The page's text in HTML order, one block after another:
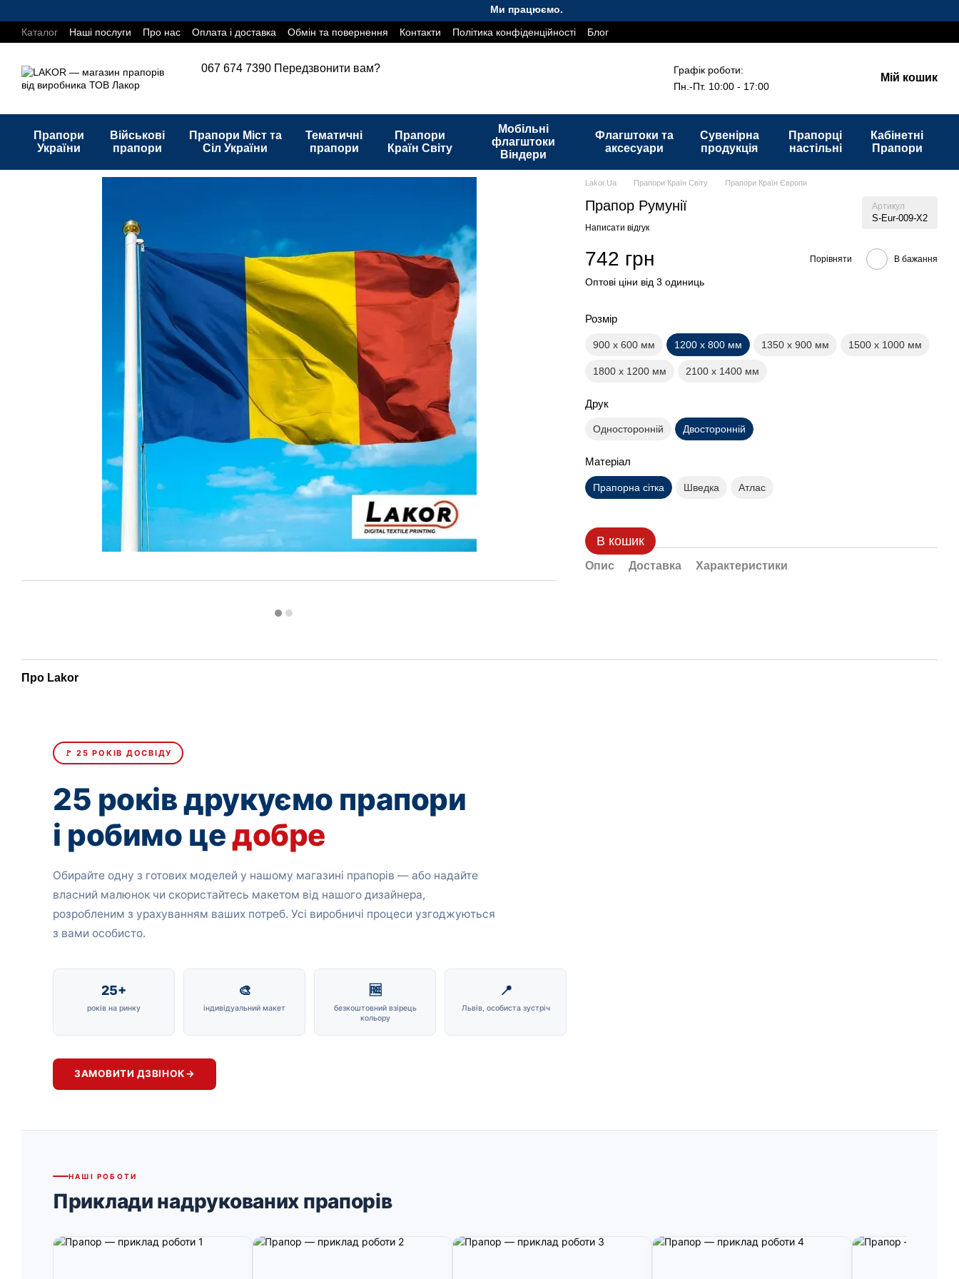
Ми працюємо. Все буде Україна!
Каталог
Наші послуги Про нас Оплата і доставка Обмін та повернення Контакти Політика конфіденційності Блог
067 674 7390 Передзвонити вам?
Графік роботи:
Пн.-Пт. 10:00 - 17:00
Мій кошик
Прапори
України
Військові
прапори
Прапори Міст та
Сіл України
Тематичні
прапори
Прапори
Країн Світу
Мобільні
флагштоки
Віндери
Флагштоки та
аксесуари
Сувенірна
продукція
Прапорці
настільні
Кабінетні
Прапори
Lakor.Ua Прапори Країн Світу Прапори Країн Європи
Прапор Румунії Артикул
S-Eur-009-X2
Написати відгук
742 грн Порівняти В бажання
Оптові ціни від 3 одиниць
Розмір
900 х 600 мм 1200 х 800 мм 1350 х 900 мм 1500 х 1000 мм
1800 х 1200 мм 2100 х 1400 мм
Друк
Односторонній Двосторонній
Матеріал
Прапорна сітка Шведка Атлас
В кошик
Опис Доставка Характеристики
Про Lakor
🚩 25 РОКІВ ДОСВІДУ
25 років друкуємо прапори
і робимо цедобре
Обирайте одну з готових моделей у нашому магазині прапорів — або надайте
власний малюнок чи скористайтесь макетом від нашого дизайнера,
розробленим з урахуванням ваших потреб. Усі виробничі процеси узгоджуються
з вами особисто.
25+
років на ринку
🎨
індивідуальний макет
🆓
безкоштовний взірець
кольору
📍
Львів, особиста зустріч
ЗАМОВИТИ ДЗВІНОК→
НАШІ РОБОТИ
Приклади надрукованих прапорів